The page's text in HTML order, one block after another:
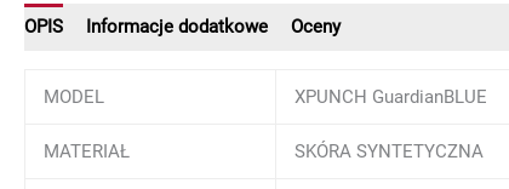
OPIS Informacje dodatkowe Oceny
MODEL XPUNCH GuardianBLUE
MATERIAŁ SKÓRA SYNTETYCZNA